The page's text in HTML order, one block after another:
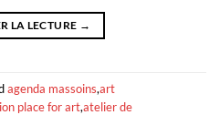
LA LECTURE →
agenda massoins,art
place for art,atelier de